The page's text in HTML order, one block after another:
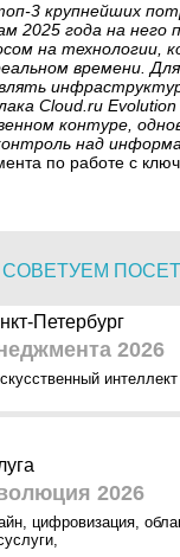
3 крупнейших
2025 года на него
на технологии,
времени.
Cloud.ru
контуре,
над
по работе с
СОВЕТУЕМ
Петербург
2026
2026
, цифровизация,
,